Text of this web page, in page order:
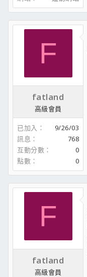
F
fatland
高級會員
已加入
9/26/03
訊息
768
互動分數
0
點數
0
F
fatland
高級會員